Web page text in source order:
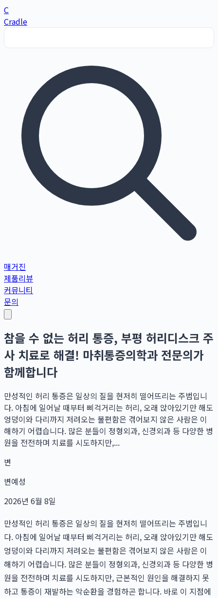
C
Cradle
매거진
제품리뷰
커뮤니티
문의
참을 수 없는 허리 통증, 부평 허리디스크 주
사 치료로 해결! 마취통증의학과 전문의가
함께합니다
만성적인 허리 통증은 일상의 질을 현저히 떨어뜨리는 주범입니
다. 아침에 일어날 때부터 삐걱거리는 허리, 오래 앉아있기만 해도
엉덩이와 다리까지 저려오는 불편함은 겪어보지 않은 사람은 이
해하기 어렵습니다. 많은 분들이 정형외과, 신경외과 등 다양한 병
원을 전전하며 치료를 시도하지만,...
변
변예성
2026년 6월 8일
만성적인 허리 통증은 일상의 질을 현저히 떨어뜨리는 주범입니
다. 아침에 일어날 때부터 삐걱거리는 허리, 오래 앉아있기만 해도
엉덩이와 다리까지 저려오는 불편함은 겪어보지 않은 사람은 이
해하기 어렵습니다. 많은 분들이 정형외과, 신경외과 등 다양한 병
원을 전전하며 치료를 시도하지만, 근본적인 원인을 해결하지 못
하고 통증이 재발하는 악순환을 경험하곤 합니다. 바로 이 지점에